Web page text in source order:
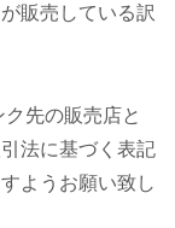
販売している訳
先の販売店と
法に基づく表記
ようお願い致し